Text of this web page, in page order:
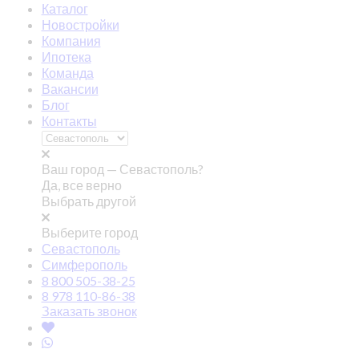
Каталог
Новостройки
Компания
Ипотека
Команда
Вакансии
Блог
Контакты
Ваш город — Севастополь?
Да, все верно
Выбрать другой
Выберите город
Севастополь
Симферополь
8 800 505-38-25
8 978 110-86-38
Заказать звонок